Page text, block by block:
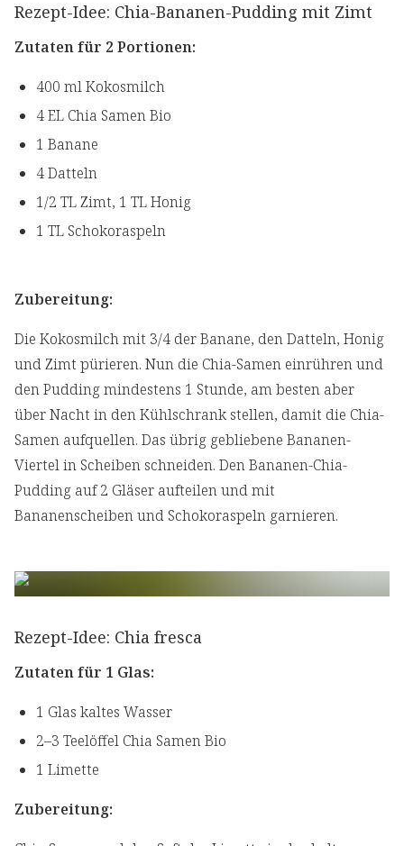
Rezept-Idee: Chia-Bananen-Pudding mit Zimt
Zutaten für 2 Portionen:
400 ml Kokosmilch
4 EL Chia Samen Bio
1 Banane
4 Datteln
1/2 TL Zimt, 1 TL Honig
1 TL Schokoraspeln
Zubereitung:
Die Kokosmilch mit 3/4 der Banane, den Datteln, Honig
und Zimt pürieren. Nun die Chia-Samen einrühren und
den Pudding mindestens 1 Stunde, am besten aber
über Nacht in den Kühlschrank stellen, damit die Chia-
Samen aufquellen. Das übrig gebliebene Bananen-
Viertel in Scheiben schneiden. Den Bananen-Chia-
Pudding auf 2 Gläser aufteilen und mit
Bananenscheiben und Schokoraspeln garnieren.
Rezept-Idee: Chia fresca
Zutaten für 1 Glas:
1 Glas kaltes Wasser
2–3 Teelöffel Chia Samen Bio
1 Limette
Zubereitung: